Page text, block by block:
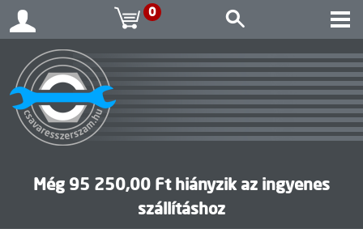
0
Még 95 250,00 Ft hiányzik az ingyenes
szállításhoz